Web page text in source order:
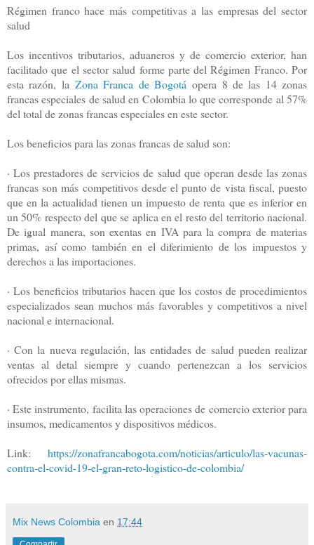
Régimen franco hace más competitivas a las empresas del sector
salud
Los incentivos tributarios, aduaneros y de comercio exterior, han
facilitado que el sector salud forme parte del Régimen Franco. Por
esta razón, la Zona Franca de Bogotá opera 8 de las 14 zonas
francas especiales de salud en Colombia lo que corresponde al 57%
del total de zonas francas especiales en este sector.
Los beneficios para las zonas francas de salud son:
· Los prestadores de servicios de salud que operan desde las zonas
francas son más competitivos desde el punto de vista fiscal, puesto
que en la actualidad tienen un impuesto de renta que es inferior en
un 50% respecto del que se aplica en el resto del territorio nacional.
De igual manera, son exentas en IVA para la compra de materias
primas, así como también en el diferimiento de los impuestos y
derechos a las importaciones.
· Los beneficios tributarios hacen que los costos de procedimientos
especializados sean muchos más favorables y competitivos a nivel
nacional e internacional.
· Con la nueva regulación, las entidades de salud pueden realizar
ventas al detal siempre y cuando pertenezcan a los servicios
ofrecidos por ellas mismas.
· Este instrumento, facilita las operaciones de comercio exterior para
insumos, medicamentos y dispositivos médicos.
Link: https://zonafrancabogota.com/noticias/articulo/las-vacunas-
contra-el-covid-19-el-gran-reto-logistico-de-colombia/
Mix News Colombia en 17:44